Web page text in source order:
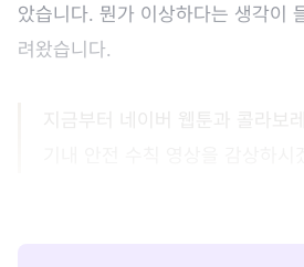
았습니다. 뭔가 이상하다는 생각이
려왔습니다.
지금부터 네이버 웹툰과 콜라보